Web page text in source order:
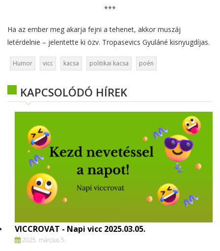
***
Ha az ember meg akarja fejni a tehenet, akkor muszáj
letérdelnie – jelentette ki özv. Tropasevics Gyuláné kisnyugdíjas.
Humor vicc kacsa politikai kacsa poén
KAPCSOLÓDÓ HÍREK
VICCROVAT - Napi vicc 2025.03.05.
2025. március 5.